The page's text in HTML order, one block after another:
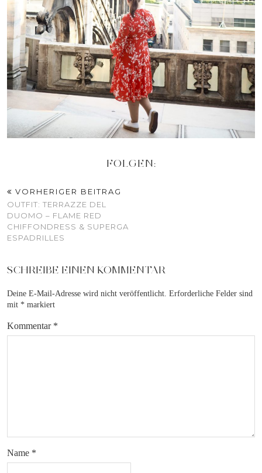
FOLGEN:
VORHERIGER BEITRAG
OUTFIT: TERRAZZE DEL
DUOMO – FLAME RED
CHIFFONDRESS & SUPERGA
ESPADRILLES
SCHREIBE EINEN KOMMENTAR
Deine E-Mail-Adresse wird nicht veröffentlicht. Erforderliche Felder sind
mit * markiert
Kommentar *
Name *